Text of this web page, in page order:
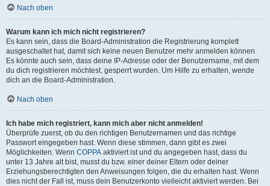
Nach oben
Warum kann ich mich nicht registrieren?
Es kann sein, dass die Board-Administration die Registrierung komplett
ausgeschaltet hat, damit sich keine neuen Benutzer mehr anmelden können.
Es könnte auch sein, dass deine IP-Adresse oder der Benutzername, mit dem
du dich registrieren möchtest, gesperrt wurden. Um Hilfe zu erhalten, wende
dich an die Board-Administration.
Nach oben
Ich habe mich registriert, kann mich aber nicht anmelden!
Überprüfe zuerst, ob du den richtigen Benutzernamen und das richtige
Passwort eingegeben hast. Wenn diese stimmen, dann gibt es zwei
Möglichkeiten. Wenn COPPA aktiviert ist und du angegeben hast, dass du
unter 13 Jahre alt bist, musst du bzw. einer deiner Eltern oder deiner
Erziehungsberechtigten den Anweisungen folgen, die du erhalten hast. Wenn
dies nicht der Fall ist, muss dein Benutzerkonto vielleicht aktiviert werden. Bei